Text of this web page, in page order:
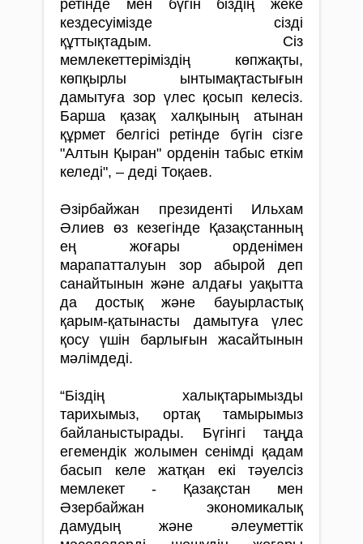
ретінде мен бүгін біздің жеке
кездесуімізде сізді
құттықтадым. Сіз
мемлекеттеріміздің көпжақты,
көпқырлы ынтымақтастығын
дамытуға зор үлес қосып келесіз.
Барша қазақ халқының атынан
құрмет белгісі ретінде бүгін сізге
"Алтын Қыран" орденін табыс еткім
келеді", – деді Тоқаев.
Әзірбайжан президенті Ильхам
Әлиев өз кезегінде Қазақстанның
ең жоғары орденімен
марапатталуын зор абырой деп
санайтынын және алдағы уақытта
да достық және бауырластық
қарым-қатынасты дамытуға үлес
қосу үшін барлығын жасайтынын
мәлімдеді.
“Біздің халықтарымызды
тарихымыз, ортақ тамырымыз
байланыстырады. Бүгінгі таңда
егемендік жолымен сенімді қадам
басып келе жатқан екі тәуелсіз
мемлекет - Қазақстан мен
Әзербайжан экономикалық
дамудың және әлеуметтік